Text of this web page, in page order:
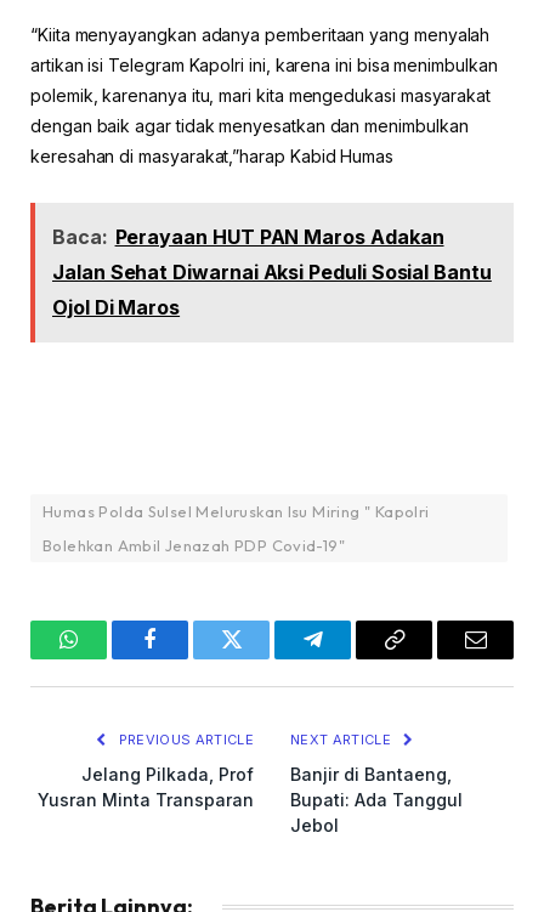
“Kiita menyayangkan adanya pemberitaan yang menyalah
artikan isi Telegram Kapolri ini, karena ini bisa menimbulkan
polemik, karenanya itu, mari kita mengedukasi masyarakat
dengan baik agar tidak menyesatkan dan menimbulkan
keresahan di masyarakat,”harap Kabid Humas
Baca: Perayaan HUT PAN Maros Adakan
Jalan Sehat Diwarnai Aksi Peduli Sosial Bantu
Ojol Di Maros
Humas Polda Sulsel Meluruskan Isu Miring " Kapolri
Bolehkan Ambil Jenazah PDP Covid-19"
WhatsAppFacebookTwitter TelegramCopy
Email
PREVIOUS ARTICLE
Jelang Pilkada, Prof
Yusran Minta Transparan
NEXT ARTICLE
Banjir di Bantaeng,
Bupati: Ada Tanggul
Jebol
Berita Lainnya: